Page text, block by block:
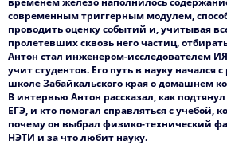
современным триггерным модулем,
проводить оценку событий и, учитывая
пролетевших сквозь него частиц,
Антон стал инженером-исследователем
учит студентов. Его путь в науку начался
школе Забайкальского края о домашнем
В интервью Антон рассказал, как
ЕГЭ, и кто помогал справляться с учебой,
почему он выбрал физико-технический
НЭТИ и за что любит науку.